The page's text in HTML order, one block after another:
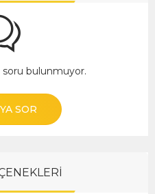
soru bulunmuyor.
SOR